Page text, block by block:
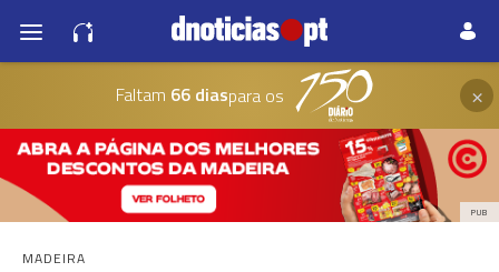
Faltam 66 diaspara os ×
PUB
MADEIRA